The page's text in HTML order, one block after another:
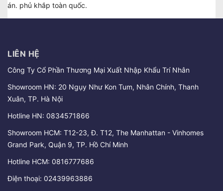
án. phủ khắp toàn quốc.
LIÊN HỆ
Công Ty Cổ Phần Thương Mại Xuất Nhập Khẩu Trí Nhân
Showroom HN: 20 Ngụy Như Kon Tum, Nhân Chính, Thanh
Xuân, TP. Hà Nội
Hotline HN: 0834571866
Showroom HCM: T12-23, Đ. T12, The Manhattan - Vinhomes
Grand Park, Quận 9, TP. Hồ Chí Minh
Hotline HCM: 0816777686
Điện thoại: 02439963886